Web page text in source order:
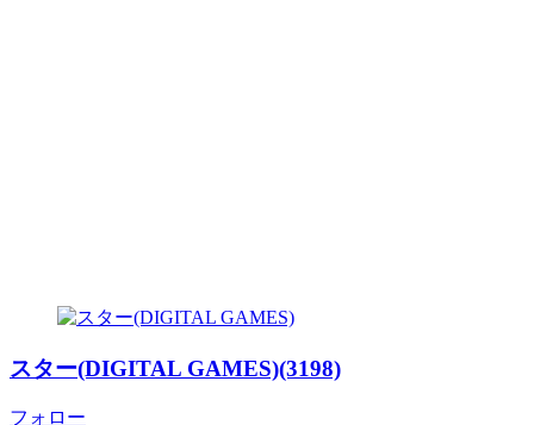
スター(DIGITAL GAMES)(3198)
フォロー